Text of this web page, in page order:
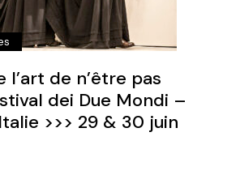
l’art de n’être pas
dei Due Mondi –
>>> 29 & 30 juin